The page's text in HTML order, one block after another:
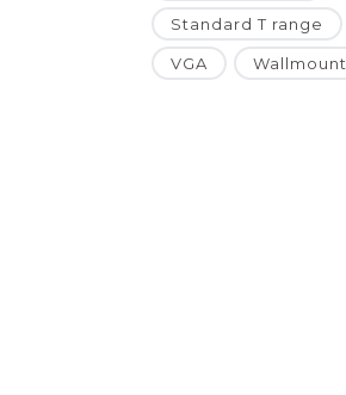
Standard T range
VGA Wallmount